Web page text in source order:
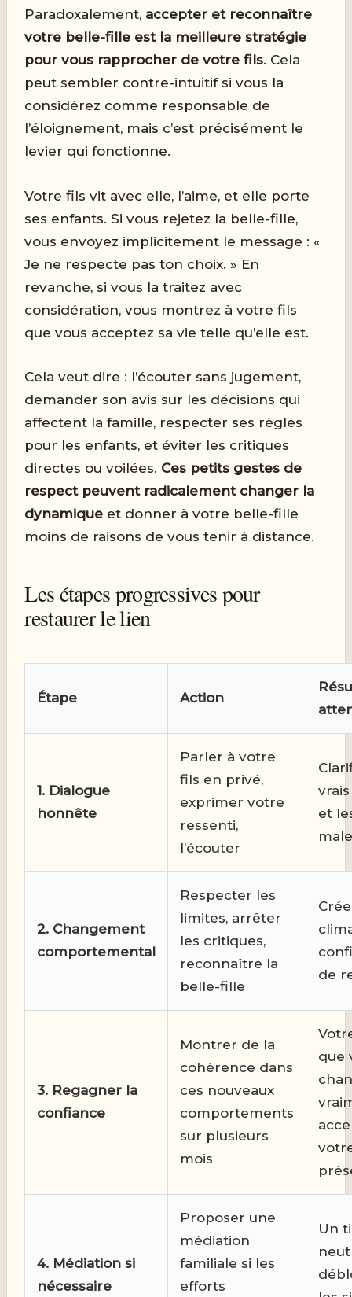
Paradoxalement, accepter et reconnaître
votre belle-fille est la meilleure stratégie
pour vous rapprocher de votre fils. Cela
peut sembler contre-intuitif si vous la
considérez comme responsable de
l’éloignement, mais c’est précisément le
levier qui fonctionne.
Votre fils vit avec elle, l’aime, et elle porte
ses enfants. Si vous rejetez la belle-fille,
vous envoyez implicitement le message : «
Je ne respecte pas ton choix. » En
revanche, si vous la traitez avec
considération, vous montrez à votre fils
que vous acceptez sa vie telle qu’elle est.
Cela veut dire : l’écouter sans jugement,
demander son avis sur les décisions qui
affectent la famille, respecter ses règles
pour les enfants, et éviter les critiques
directes ou voilées. Ces petits gestes de
respect peuvent radicalement changer la
dynamique et donner à votre belle-fille
moins de raisons de vous tenir à distance.
Les étapes progressives pour
restaurer le lien
Étape Action
1. Dialogue
honnête
Parler à votre
fils en privé,
exprimer votre
ressenti,
l’écouter
et
2. Changement
comportemental
Respecter les
limites, arrêter
les critiques,
reconnaître la
belle-fille
de
3. Regagner la
confiance
Montrer de la
cohérence dans
ces nouveaux
comportements
sur plusieurs
mois
que
4. Médiation si
nécessaire
Proposer une
médiation
familiale si les
efforts
Un